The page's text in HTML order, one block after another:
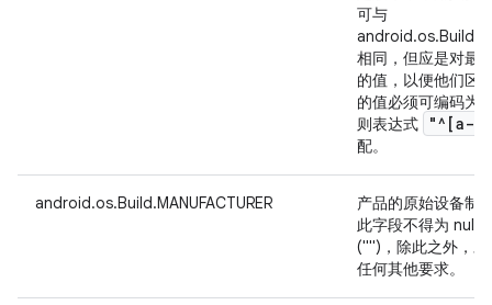
可与
相同，但应是对最
的值，以便他们区
的值必须可编码为
则表达式
"^[a-z
配。
android.os.Build.MANUFACTURER
产品的原始设备制
此字段不得为 null
("")，除此之外，
任何其他要求。